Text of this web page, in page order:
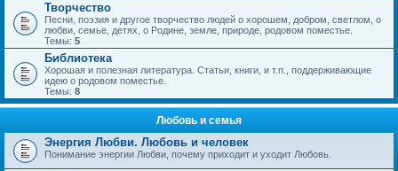
Творчество
Песни, поэзия и другое творчество людей о хорошем, добром, светлом, о
любви, семье, детях, о Родине, земле, природе, родовом поместье.
Темы: 5
Библиотека
Хорошая и полезная литература. Статьи, книги, и т.п., поддерживающие
идею о родовом поместье.
Темы: 8
Любовь и семья
Энергия Любви. Любовь и человек
Понимание энергии Любви, почему приходит и уходит Любовь.